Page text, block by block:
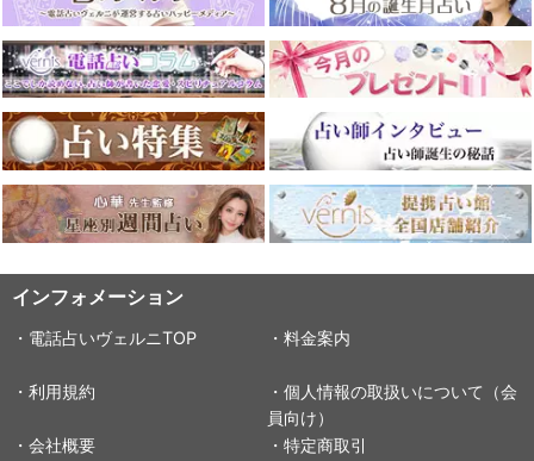
インフォメーション
・電話占いヴェルニTOP ・料金案内
・利用規約
・個人情報の取扱いについて（会
員向け）
・会社概要
・特定商取引